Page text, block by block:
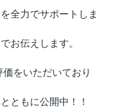
全力でサポートしま
お伝えします。
をいただいており
ともに公開中！！